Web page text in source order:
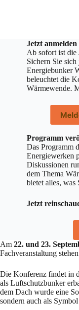
Jetzt
Ab sofort ist
Sichern Sie
Energiebunker
beleuchtet die
Wärmewende.
Programm
Das Programm
Energiewerken
Diskussionen
dem Thema
bietet alles, was
Jetzt
Am 22. und 23.
Fachveranstaltung
Die Konferenz findet in
als Luftschutzbunker
dem Dach wurde eine
sondern auch als